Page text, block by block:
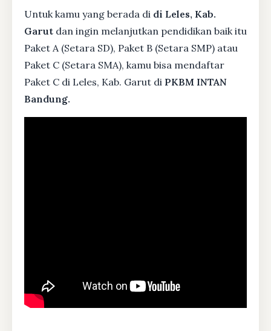
Untuk kamu yang berada di di Leles, Kab.
Garut dan ingin melanjutkan pendidikan baik itu
Paket A (Setara SD), Paket B (Setara SMP) atau
Paket C (Setara SMA), kamu bisa mendaftar
Paket C di Leles, Kab. Garut di PKBM INTAN
Bandung.